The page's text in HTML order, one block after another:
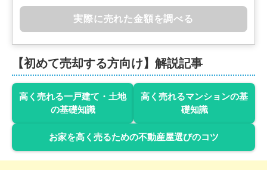
実際に売れた金額を調べる
【初めて売却する方向け】解説記事
高く売れる一戸建て・土地
の基礎知識
高く売れるマンションの基
礎知識
お家を高く売るための不動産屋選びのコツ